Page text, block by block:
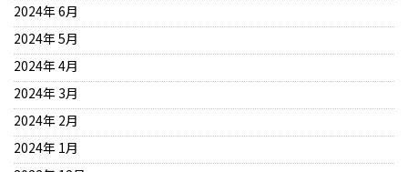
2024年 6月
2024年 5月
2024年 4月
2024年 3月
2024年 2月
2024年 1月